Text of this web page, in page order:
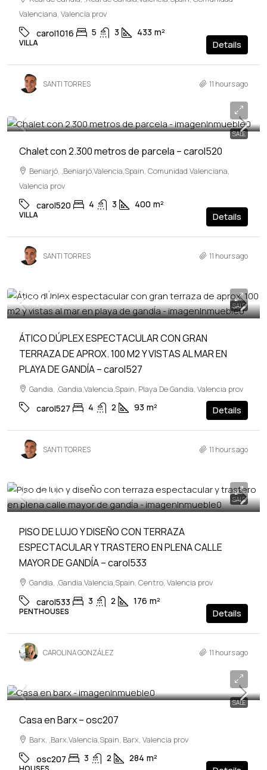
Valenciana, Valencia prov
carol1016 5 3 433 m²
VILLA Details
SANTI TORRES 11 hours ago
SALE
650,000€
Chalet con 2.300 metros de parcela – carol520
Beniarjó, ,Beniarjó,Valencia,Spain, Comunidad Valenciana,
Valencia prov
carol520 4 3 400 m²
VILLA Details
SANTI TORRES 11 hours ago
SALE
360,000€
ÁTICO DÚPLEX ESPECTACULAR CON GRAN
TERRAZA DE APROX. 100 M2 Y VISTAS AL MAR EN
PLAYA DE GANDÍA – carol527
Gandia, ,Gandia,Valencia,Spain, Playa De Gandia, Valencia prov
carol527 4 2 93 m² Details
SANTI TORRES 11 hours ago
SALE
490,000€
PISO DE LUJO Y DISEÑO CON TERRAZA
ESPECTACULAR Y TRASTERO EN PLENA CALLE
MAYOR DE GANDÍA – carol533
Gandia, ,Gandia,Valencia,Spain, Centro, Valencia prov
carol533 3 2 176 m²
PENTHOUSES Details
CAROLINA GONZÁLEZ 11 hours ago
SALE
299,000€
Casa en Barx – osc207
Barx, ,Barx,Valencia,Spain, Barx, Valencia prov
osc207 3 2 284 m²